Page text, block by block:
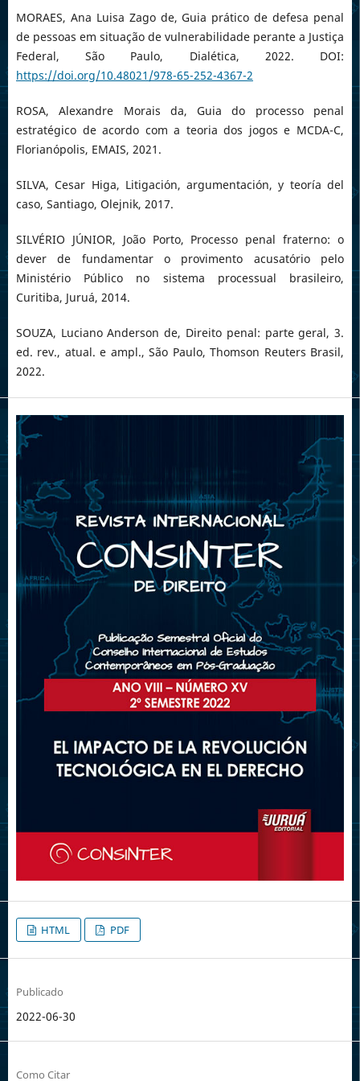
MORAES, Ana Luisa Zago de, Guia prático de defesa penal
de pessoas em situação de vulnerabilidade perante a Justiça
Federal, São Paulo, Dialética, 2022. DOI:
https://doi.org/10.48021/978-65-252-4367-2
ROSA, Alexandre Morais da, Guia do processo penal
estratégico de acordo com a teoria dos jogos e MCDA-C,
Florianópolis, EMAIS, 2021.
SILVA, Cesar Higa, Litigación, argumentación, y teoría del
caso, Santiago, Olejnik, 2017.
SILVÉRIO JÚNIOR, João Porto, Processo penal fraterno: o
dever de fundamentar o provimento acusatório pelo
Ministério Público no sistema processual brasileiro,
Curitiba, Juruá, 2014.
SOUZA, Luciano Anderson de, Direito penal: parte geral, 3.
ed. rev., atual. e ampl., São Paulo, Thomson Reuters Brasil,
2022.
HTML PDF
Publicado
2022-06-30
Como Citar